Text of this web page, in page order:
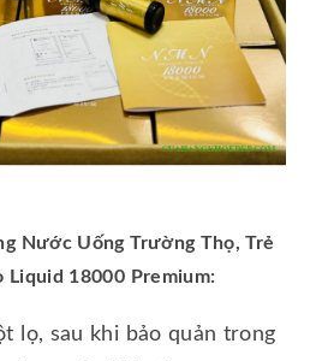
Nước Uống Trường Thọ, Trẻ
Liquid 18000 Premium:
lọ, sau khi bảo quản trong